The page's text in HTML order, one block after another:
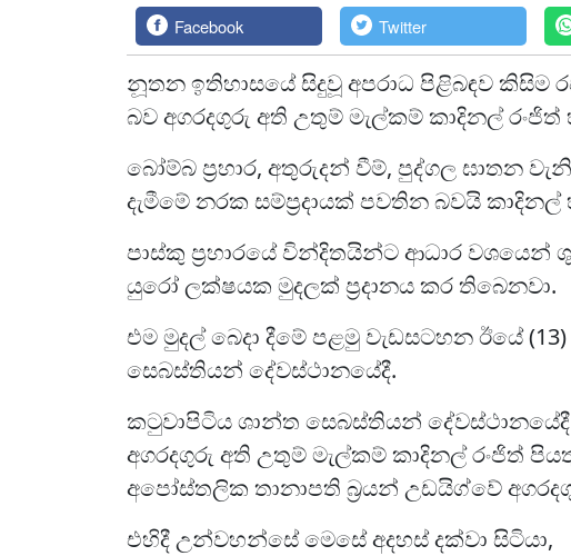
Facebook Twitter
නූතන ඉතිහාසයේ සිදුවූ අපරාධ පිළිබඳව
බව අගරදගුරු අති උතුම් මැල්කම් කාදිනල්
බෝම්බ ප්‍රහාර, අතුරුදන් වීම්, පුද්ගල ඝාතන
දැමීමේ නරක සම්ප්‍රදායක් පවතින බවයි
පාස්කු ප්‍රහාරයේ වින්දිතයින්ට ආධාර වශයෙන්
යුරෝ ලක්ෂයක මුදලක් ප්‍රදානය කර තිබෙනවා.
එම මුදල් බෙදා දීමේ පළමු වැඩසටහන ඊයේ
සෙබස්තියන් දේවස්ථානයේදී.
කටුවාපිටිය ශාන්ත සෙබස්තියන්
අගරදගුරු අති උතුම් මැල්කම් කාදිනල් රංජිත්
අපෝස්තලික තානාපති බ්‍රයන් උඩයිග්වේ
එහිදී උන්වහන්සේ මෙසේ අදහස් දක්වා සිටියා,